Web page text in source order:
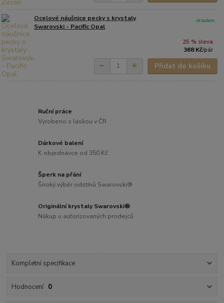
Ocelové náušnice pecky s krystaly
Swarovski - Pacific Opal
25 % sleva
368 Kč/pár
skladem
Přidat do košíku
Ruční práce
Vyrobeno s láskou v ČR
Dárkové balení
K objednávce od 350 Kč
Šperk na přání
Široký výběr odstínů Swarovski®
Originální krystaly Swarovski®
Nákup u autorizovaných prodejců
Kompletní specifikace
Hodnocení 0